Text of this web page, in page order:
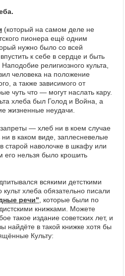
(который на самом деле не
пионера ещё одним
нужно было со всей
к себе в сердце и быть
религиозного культа,
человека на положение
а также зависимого от
чуть что — могут наслать кару.
хлеба был Голод и Война, а
жизненные неудачи.
— хлеб ни в коем случае
в каком виде, заплесневелые
старой наволочке в шкафу или
его нельзя было крошить
всякими детсткими
хлеба обязательно писали
речи" , которые были по
книжками. Можете
такое издание советских лет, и
найдёте в такой книжке хотя бы
Культу: